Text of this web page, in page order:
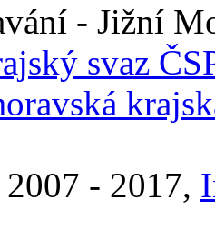
- Jižní
svaz
- 2017,